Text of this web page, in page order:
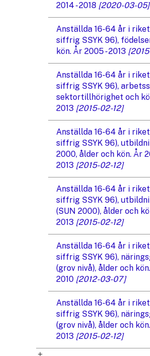
2014 - 2018 [2020-03-05]
Anställda 16-64 år i
siffrig SSYK 96),
kön. År 2005 - 2013
Anställda 16-64 år i
siffrig SSYK 96),
sektortillhörighet och
2013 [2015-02-12]
Anställda 16-64 år i
siffrig SSYK 96),
2000, ålder och kön. År
2013 [2015-02-12]
Anställda 16-64 år i
siffrig SSYK 96),
(SUN 2000), ålder och
2013 [2015-02-12]
Anställda 16-64 år i
siffrig SSYK 96),
(grov nivå), ålder och
2010 [2012-03-07]
Anställda 16-64 år i
siffrig SSYK 96),
(grov nivå), ålder och
2013 [2015-02-12]